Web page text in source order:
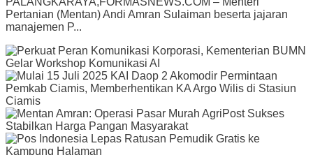
Pertanian (Mentan) Andi Amran Sulaiman beserta jajaran
manajemen P...